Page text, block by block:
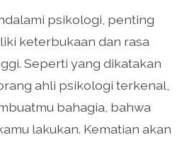
psikologi, penting
keterbukaan dan rasa
Seperti yang dikatakan
ahli psikologi terkenal,
bahagia, bahwa
lakukan. Kematian akan